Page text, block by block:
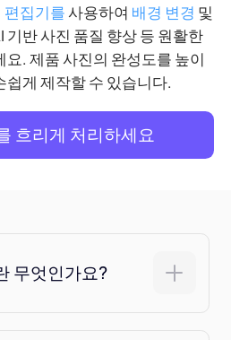
편집기를사용하여 배경 변경 및
기반 사진 품질 향상 등 원활한
. 제품 사진의 완성도를 높이
게 제작할 수 있습니다.
흐리게 처리하세요
무엇인가요?